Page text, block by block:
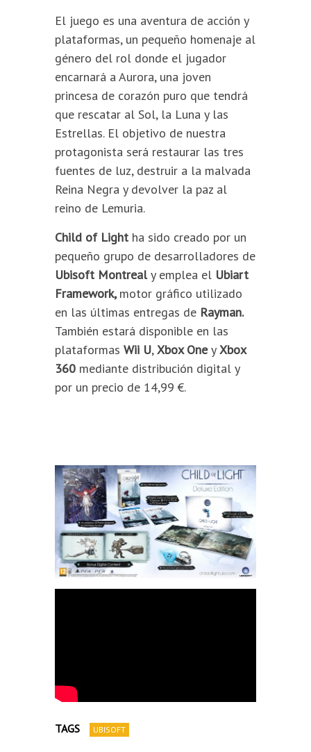
El juego es una aventura de acción y
plataformas, un pequeño homenaje al
género del rol donde el jugador
encarnará a Aurora, una joven
princesa de corazón puro que tendrá
que rescatar al Sol, la Luna y las
Estrellas. El objetivo de nuestra
protagonista será restaurar las tres
fuentes de luz, destruir a la malvada
Reina Negra y devolver la paz al
reino de Lemuria.
Child of Light ha sido creado por un
pequeño grupo de desarrolladores de
Ubisoft Montrealy emplea el Ubiart
Framework,motor gráfico utilizado
en las últimas entregas de Rayman.
También estará disponible en las
plataformas Wii U,Xbox OneyXbox
360 mediante distribución digital y
por un precio de 14,99 €.
TAGS UBISOFT